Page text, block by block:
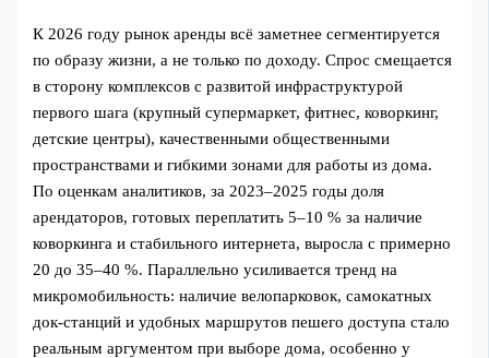
К 2026 году рынок аренды всё заметнее сегментируется
по образу жизни, а не только по доходу. Спрос смещается
в сторону комплексов с развитой инфраструктурой
первого шага (крупный супермаркет, фитнес, коворкинг,
детские центры), качественными общественными
пространствами и гибкими зонами для работы из дома.
По оценкам аналитиков, за 2023–2025 годы доля
арендаторов, готовых переплатить 5–10 % за наличие
коворкинга и стабильного интернета, выросла с примерно
20 до 35–40 %. Параллельно усиливается тренд на
микромобильность: наличие велопарковок, самокатных
док-станций и удобных маршрутов пешего доступа стало
реальным аргументом при выборе дома, особенно у